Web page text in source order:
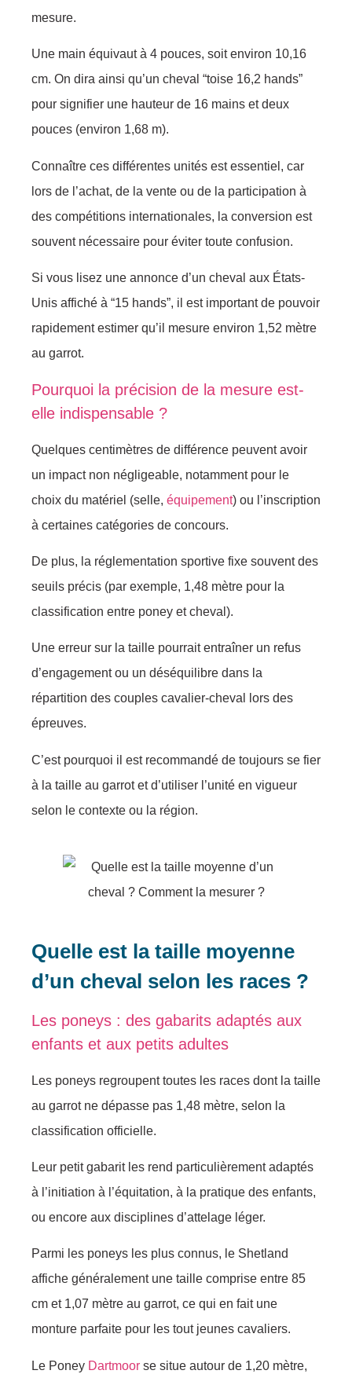
mesure.
Une main équivaut à 4 pouces, soit environ 10,16
cm. On dira ainsi qu’un cheval “toise 16,2 hands”
pour signifier une hauteur de 16 mains et deux
pouces (environ 1,68 m).
Connaître ces différentes unités est essentiel, car
lors de l’achat, de la vente ou de la participation à
des compétitions internationales, la conversion est
souvent nécessaire pour éviter toute confusion.
Si vous lisez une annonce d’un cheval aux États-
Unis affiché à “15 hands”, il est important de pouvoir
rapidement estimer qu’il mesure environ 1,52 mètre
au garrot.
Pourquoi la précision de la mesure est-
elle indispensable ?
Quelques centimètres de différence peuvent avoir
un impact non négligeable, notamment pour le
choix du matériel (selle, équipement) ou l’inscription
à certaines catégories de concours.
De plus, la réglementation sportive fixe souvent des
seuils précis (par exemple, 1,48 mètre pour la
classification entre poney et cheval).
Une erreur sur la taille pourrait entraîner un refus
d’engagement ou un déséquilibre dans la
répartition des couples cavalier-cheval lors des
épreuves.
C’est pourquoi il est recommandé de toujours se fier
à la taille au garrot et d’utiliser l’unité en vigueur
selon le contexte ou la région.
Quelle est la taille moyenne
d’un cheval selon les races ?
Les poneys : des gabarits adaptés aux
enfants et aux petits adultes
Les poneys regroupent toutes les races dont la taille
au garrot ne dépasse pas 1,48 mètre, selon la
classification officielle.
Leur petit gabarit les rend particulièrement adaptés
à l’initiation à l’équitation, à la pratique des enfants,
ou encore aux disciplines d’attelage léger.
Parmi les poneys les plus connus, le Shetland
affiche généralement une taille comprise entre 85
cm et 1,07 mètre au garrot, ce qui en fait une
monture parfaite pour les tout jeunes cavaliers.
Le Poney Dartmoor se situe autour de 1,20 mètre,